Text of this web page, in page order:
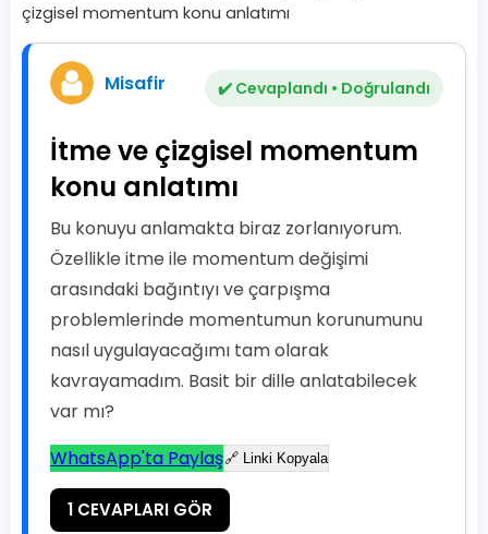
çizgisel momentum konu anlatımı
Misafir ✔️ Cevaplandı • Doğrulandı
İtme ve çizgisel momentum
konu anlatımı
Bu konuyu anlamakta biraz zorlanıyorum.
Özellikle itme ile momentum değişimi
arasındaki bağıntıyı ve çarpışma
problemlerinde momentumun korunumunu
nasıl uygulayacağımı tam olarak
kavrayamadım. Basit bir dille anlatabilecek
var mı?
WhatsApp'ta Paylaş🔗 Linki Kopyala
1 CEVAPLARI GÖR